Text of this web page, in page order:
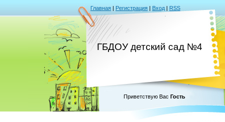
Главная | Регистрация | Вход | RSS
ГБДОУ детский сад №4
Приветствую Вас Гость